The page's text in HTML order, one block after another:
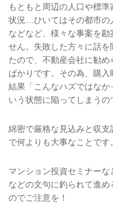
もともと周辺の人口や標
状況…ひいてはその都市の
などなど、様々な事案を
せん。失敗した方々に話
たので、不動産会社に勧
ばかりです。その為、購入
結果「こんなハズではな
いう状態に陥ってしまうの
綿密で厳格な見込みと収
で何よりも大事なことです。
マンション投資セミナーな
などの文句に釣られて進
のでご注意を！